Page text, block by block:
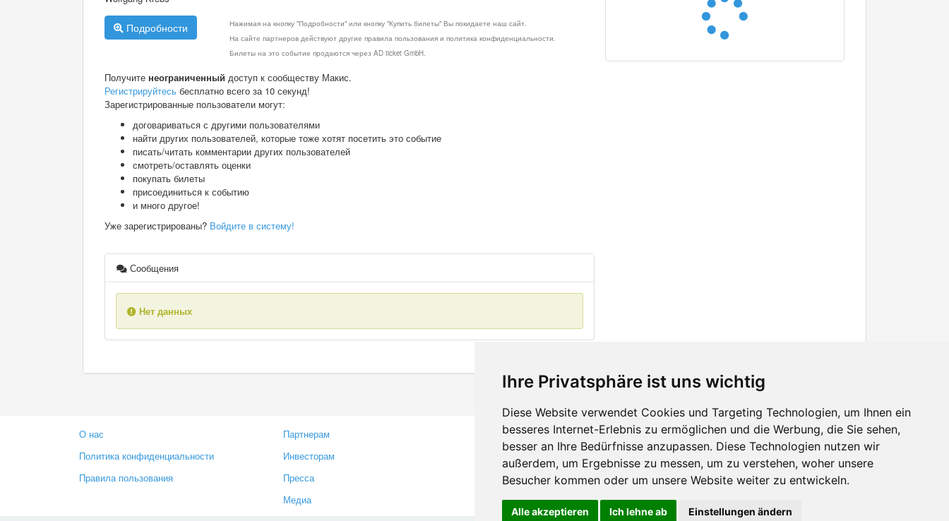
Ihre Privatsphäre ist uns wichtig
Diese Website verwendet Cookies und Targeting Technologien, um Ihnen ein
besseres Internet-Erlebnis zu ermöglichen und die Werbung, die Sie sehen,
besser an Ihre Bedürfnisse anzupassen. Diese Technologien nutzen wir
außerdem, um Ergebnisse zu messen, um zu verstehen, woher unsere
Besucher kommen oder um unsere Website weiter zu entwickeln.
Alle akzeptieren Ich lehne ab Einstellungen ändern
Подробности
Нажимая на кнопку "Подробности" или кнопку "Купить билеты" Вы покидаете наш сайт.
На сайте партнеров действуют другие правила пользования и политика конфиденциальности.
Билеты на это событие продаются через AD ticket GmbH.
Получите неограниченный доступ к сообществу Макис.
Регистрируйтесь бесплатно всего за 10 секунд!
Зарегистрированные пользователи могут:
договариваться с другими пользователями
найти других пользователей, которые тоже хотят посетить это событие
писать/читать комментарии других пользователей
смотреть/оставлять оценки
покупать билеты
присоединиться к событию
и много другое!
Уже зарегистрированы? Войдите в систему!
Сообщения
Нет данных
О нас
Политика конфиденциальности
Правила пользования
Партнерам
Инвесторам
Пресса
Медиа
Контакты
Оставить отзыв
Сообщить об ошибке
Facebook
Twitter
YouTube